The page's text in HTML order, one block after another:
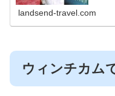
landsend-travel.com
ウィンチカム